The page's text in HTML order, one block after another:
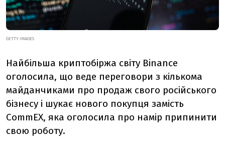
GETTY IMAGES
Найбільша криптобіржа світу Binance
оголосила, що веде переговори з кількома
майданчиками про продаж свого російського
бізнесу і шукає нового покупця замість
CommEX, яка оголосила про намір припинити
свою роботу.